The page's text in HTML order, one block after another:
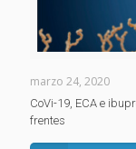
marzo 24, 2020
CoVi-19, ECA e
frentes